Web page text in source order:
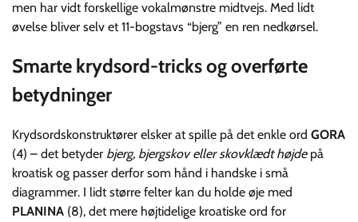
men har vidt forskellige vokal­mønstre midtvejs. Med lidt
øvelse bliver selv et 11-bogstavs “bjerg” en ren nedkørsel.
Smarte krydsord-tricks og overførte
betydninger
Krydsordskonstruktører elsker at spille på det enkle ord GORA
(4) – det betyder bjerg, bjergskov eller skovklædt højdepå
kroatisk og passer derfor som hånd i handske i små
diagrammer. I lidt større felter kan du holde øje med
PLANINA (8), det mere højtidelige kroatiske ord for